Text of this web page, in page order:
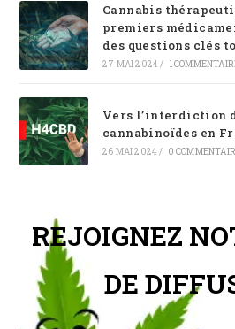
Cannabis
premiers
des questions clés
27 MAI 2024 / 1
Vers l’interdiction
cannabinoïdes en
26 MAI 2024 / 0
REJOIGNEZ
DE